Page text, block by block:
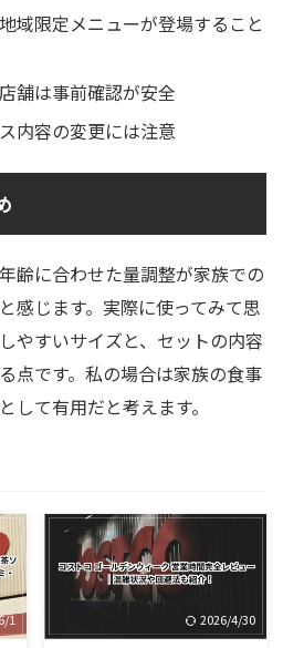
域限定メニューが登場すること
舗は事前確認が安全
内容の変更には注意
齢に合わせた量調整が家族での
感じます。実際に使ってみて思
やすいサイズと、セットの内容
点です。私の場合は家族の食事
して有用だと考えます。
1 2026/4/30